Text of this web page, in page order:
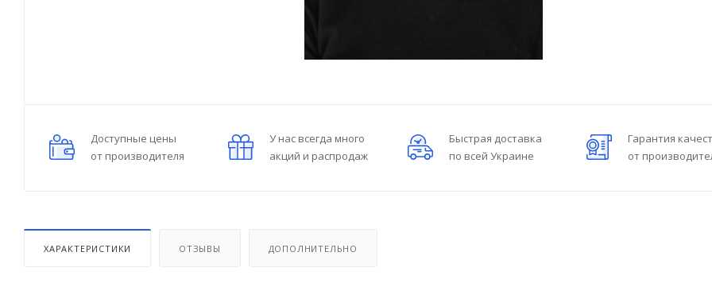
Доступные цены
от производителя
У нас всегда много
акций и распродаж
Быстрая доставка
по всей Украине
Гарантия
от
ХАРАКТЕРИСТИКИ ОТЗЫВЫ ДОПОЛНИТЕЛЬНО